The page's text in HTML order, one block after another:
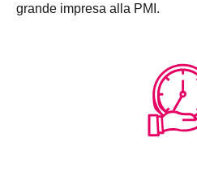
grande impresa alla PMI.